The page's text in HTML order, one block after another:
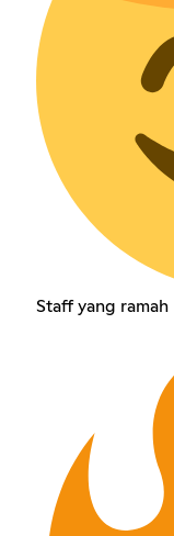
Staff yang ramah